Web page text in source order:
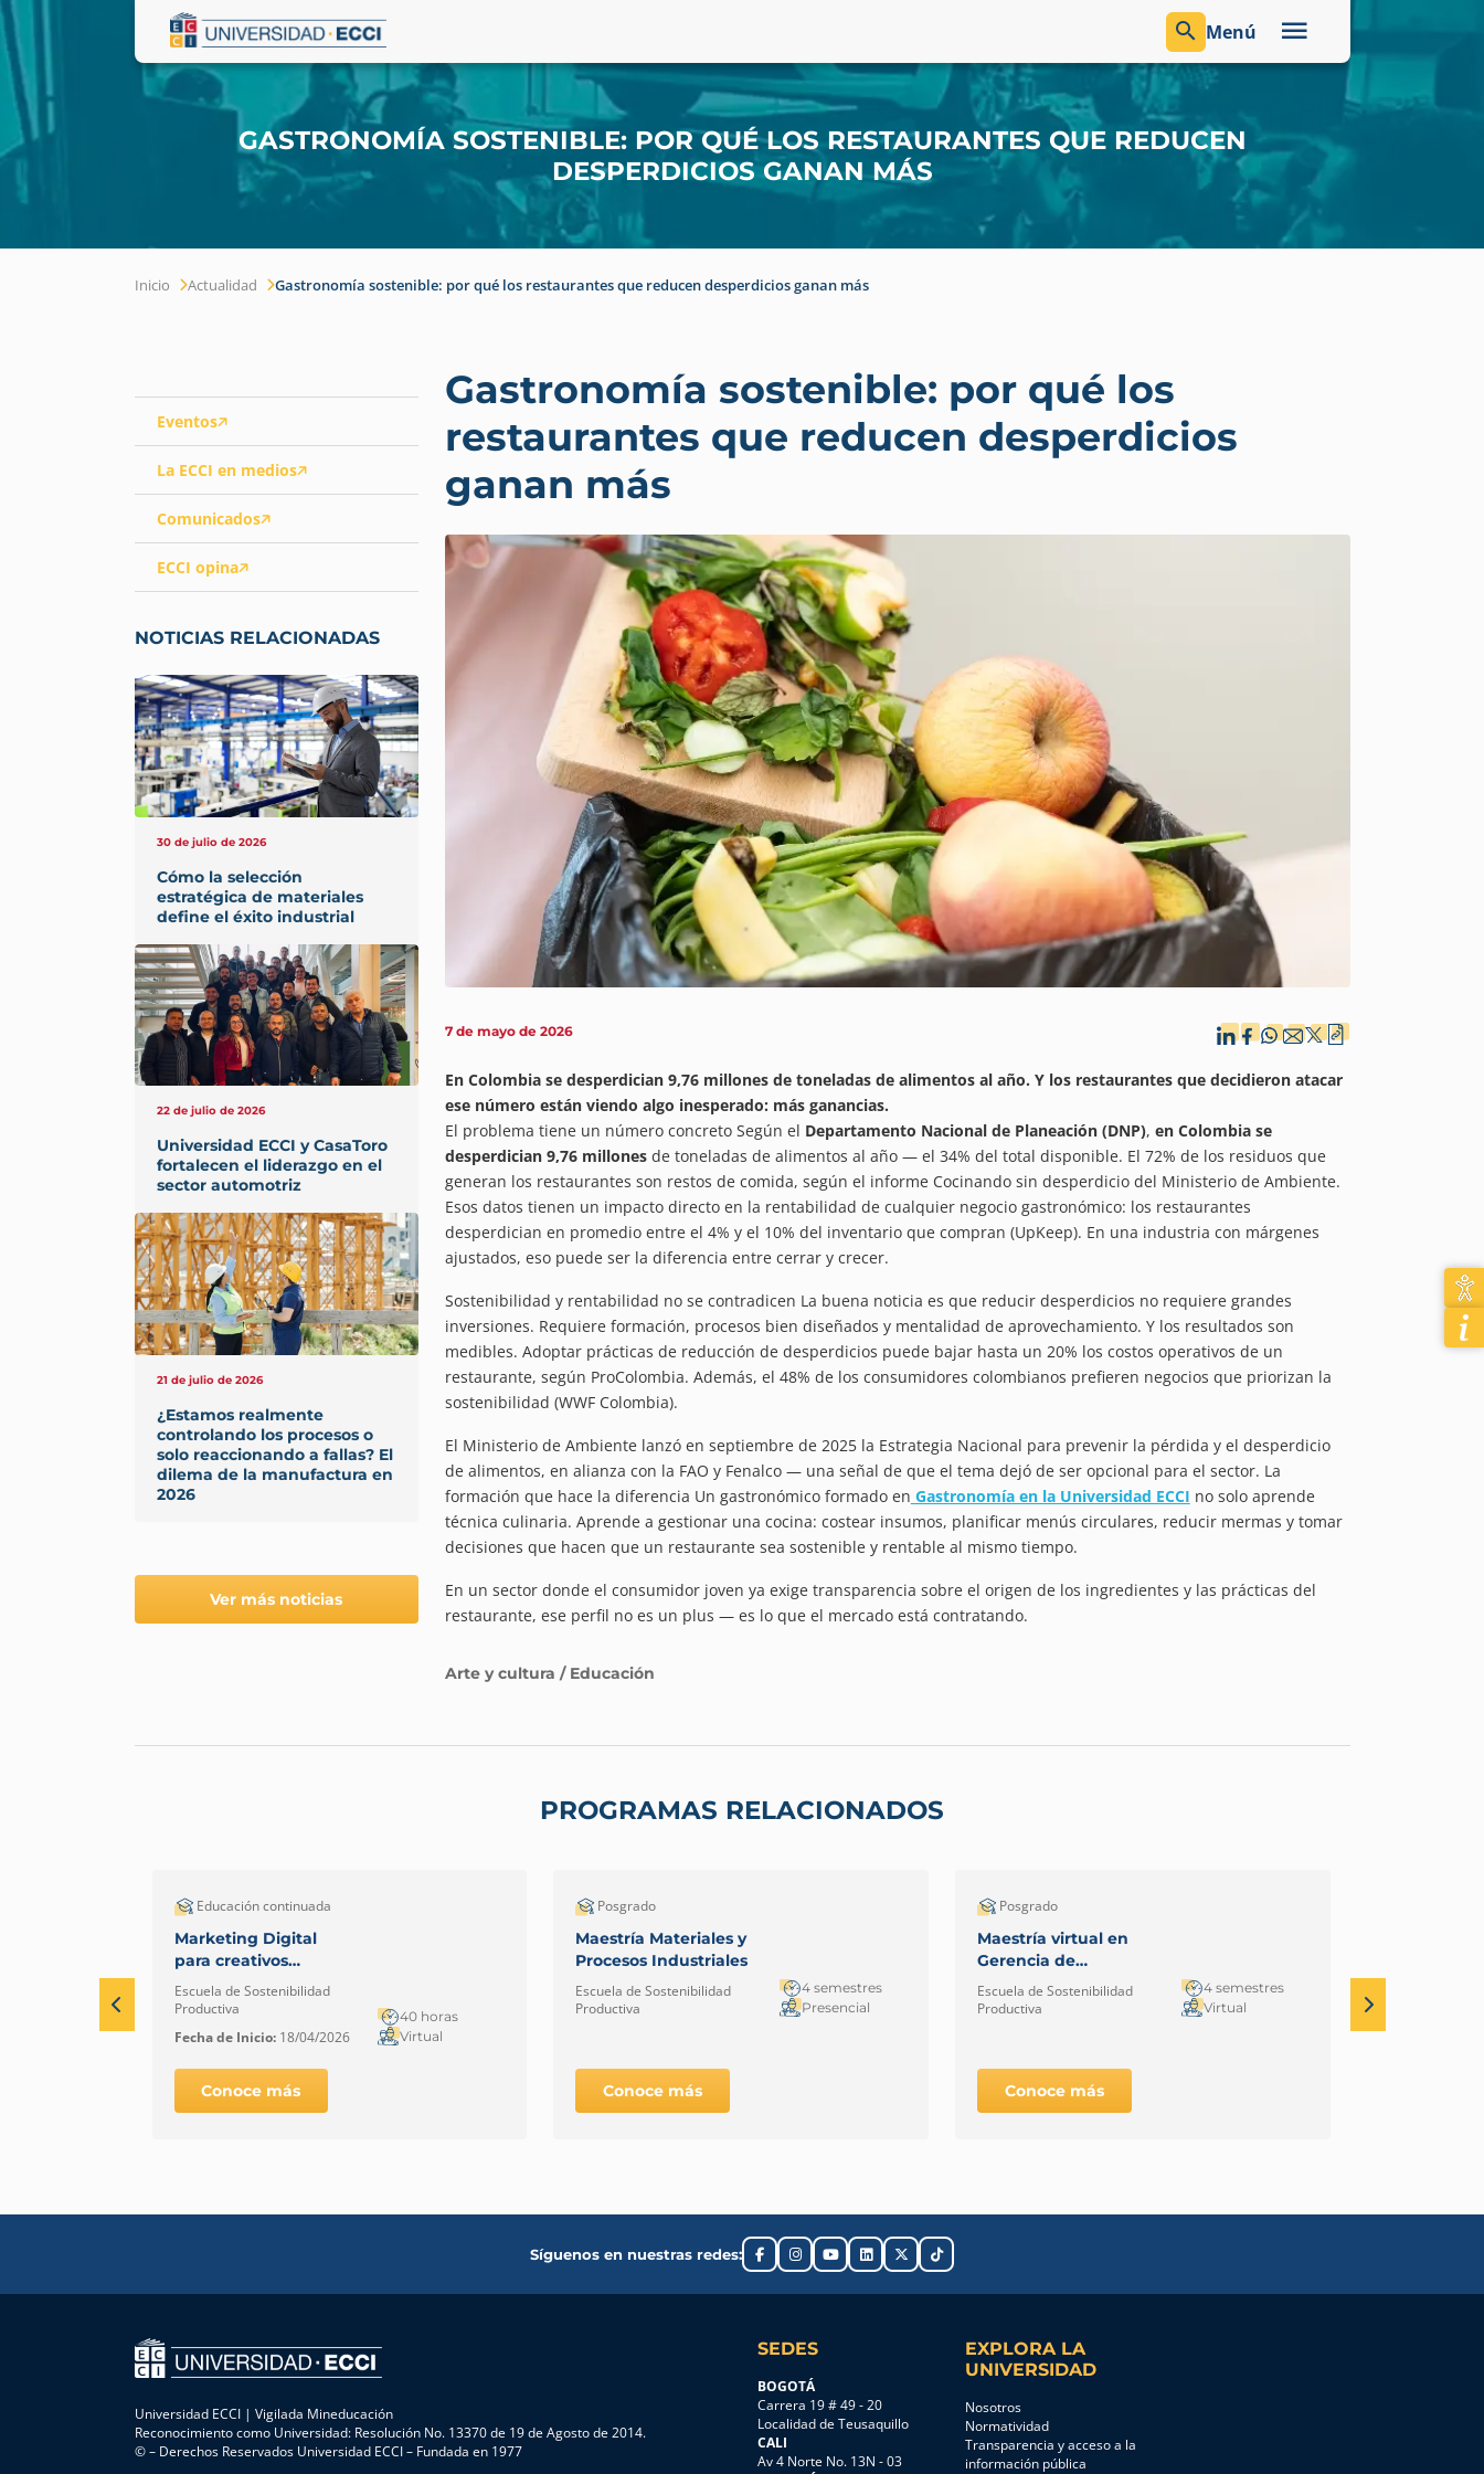
Menú
GASTRONOMÍA SOSTENIBLE: POR QUÉ LOS RESTAURANTES QUE REDUCEN
DESPERDICIOS GANAN MÁS
Inicio Actualidad Gastronomía sostenible: por qué los restaurantes que reducen desperdicios ganan más
Eventos
La ECCI en medios
Comunicados
ECCI opina
NOTICIAS RELACIONADAS
30 de julio de 2026
Cómo la selección
estratégica de materiales
define el éxito industrial
22 de julio de 2026
Universidad ECCI y CasaToro
fortalecen el liderazgo en el
sector automotriz
21 de julio de 2026
¿Estamos realmente
controlando los procesos o
solo reaccionando a fallas? El
dilema de la manufactura en
2026
Ver más noticias
Gastronomía sostenible: por qué los
restaurantes que reducen desperdicios
ganan más
7 de mayo de 2026
En Colombia se desperdician 9,76 millones de toneladas de alimentos al año. Y los restaurantes que decidieron atacar
ese número están viendo algo inesperado: más ganancias.
El problema tiene un número concreto Según el Departamento Nacional de Planeación (DNP), en Colombia se
desperdician 9,76 millonesde toneladas de alimentos al año — el 34% del total disponible. El 72% de los residuos que
generan los restaurantes son restos de comida, según el informe Cocinando sin desperdicio del Ministerio de Ambiente.
Esos datos tienen un impacto directo en la rentabilidad de cualquier negocio gastronómico: los restaurantes
desperdician en promedio entre el 4% y el 10% del inventario que compran (UpKeep). En una industria con márgenes
ajustados, eso puede ser la diferencia entre cerrar y crecer.
Sostenibilidad y rentabilidad no se contradicen La buena noticia es que reducir desperdicios no requiere grandes
inversiones. Requiere formación, procesos bien diseñados y mentalidad de aprovechamiento. Y los resultados son
medibles. Adoptar prácticas de reducción de desperdicios puede bajar hasta un 20% los costos operativos de un
restaurante, según ProColombia. Además, el 48% de los consumidores colombianos prefieren negocios que priorizan la
sostenibilidad (WWF Colombia).
El Ministerio de Ambiente lanzó en septiembre de 2025 la Estrategia Nacional para prevenir la pérdida y el desperdicio
de alimentos, en alianza con la FAO y Fenalco — una señal de que el tema dejó de ser opcional para el sector. La
formación que hace la diferencia Un gastronómico formado en Gastronomía en la Universidad ECCI no solo aprende
técnica culinaria. Aprende a gestionar una cocina: costear insumos, planificar menús circulares, reducir mermas y tomar
decisiones que hacen que un restaurante sea sostenible y rentable al mismo tiempo.
En un sector donde el consumidor joven ya exige transparencia sobre el origen de los ingredientes y las prácticas del
restaurante, ese perfil no es un plus — es lo que el mercado está contratando.
Arte y cultura / Educación
PROGRAMAS RELACIONADOS
Educación continuada
Marketing Digital
para creativos
emprendedores
Escuela de Sostenibilidad
Productiva
Fecha de Inicio:18/04/2026
40 horas
Virtual
Conoce más
Posgrado
Maestría Materiales y
Procesos Industriales
Escuela de Sostenibilidad
Productiva
4 semestres
Presencial
Conoce más
Posgrado
Maestría virtual en
Gerencia de
Proyectos
Escuela de Sostenibilidad
Productiva
4 semestres
Virtual
Conoce más
Desarrollo
Síguenos en nuestras redes:
Universidad ECCI | Vigilada Mineducación
Reconocimiento como Universidad: Resolución No. 13370 de 19 de Agosto de 2014.
© – Derechos Reservados Universidad ECCI – Fundada en 1977
SEDES
BOGOTÁ
Carrera 19 # 49 - 20
Localidad de Teusaquillo
CALI
Av 4 Norte No. 13N - 03
EXPLORA LA
UNIVERSIDAD
Nosotros
Normatividad
Transparencia y acceso a la
información pública